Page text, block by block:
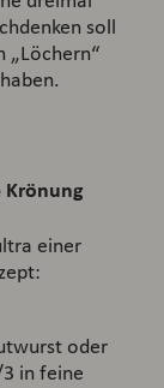
soll
„Löchern“
einer
oder
in feine